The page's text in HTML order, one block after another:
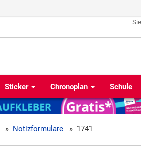
Sticker Chronoplan Schule
» Notizformulare » 1741